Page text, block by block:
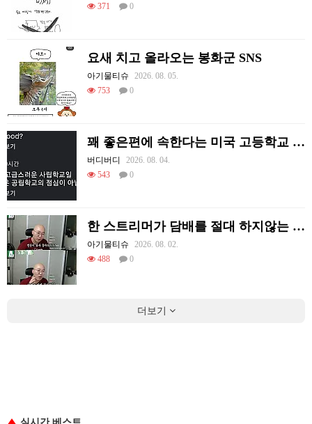
371
0
요새 치고 올라오는 봉화군 SNS
아기물티슈
2026. 08. 05.
753
0
꽤 좋은편에 속한다는 미국 고등학교 급식.mp4
버디버디
2026. 08. 04.
543
0
한 스트리머가 담배를 절대 하지않는 이유
아기물티슈
2026. 08. 02.
488
0
더보기
실시간 베스트